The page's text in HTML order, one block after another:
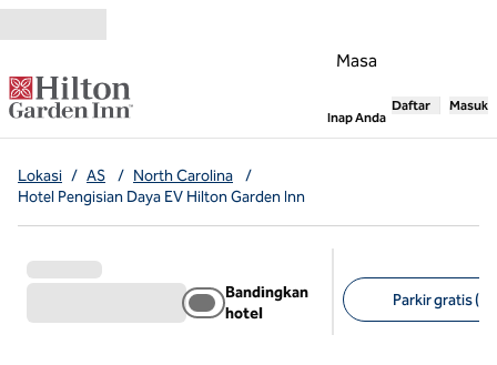
Lompati ke Konten
Masa
Inap Anda,Membuka
Daftar Masuk
Lokasi / AS / North Carolina
/
Hotel Pengisian Daya EV Hilton Garden Inn
Bandingkan
hotel
Parkir gratis (9)